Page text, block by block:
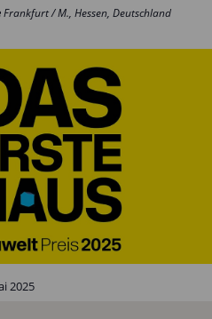
Frankfurt / M., Hessen, Deutschland
2025